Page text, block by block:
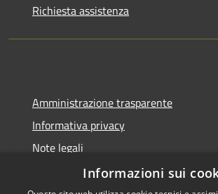
Richiesta assistenza
Amministrazione trasparente
Informativa privacy
Note legali
Dichiarazione di accessibilità
Informazioni sui